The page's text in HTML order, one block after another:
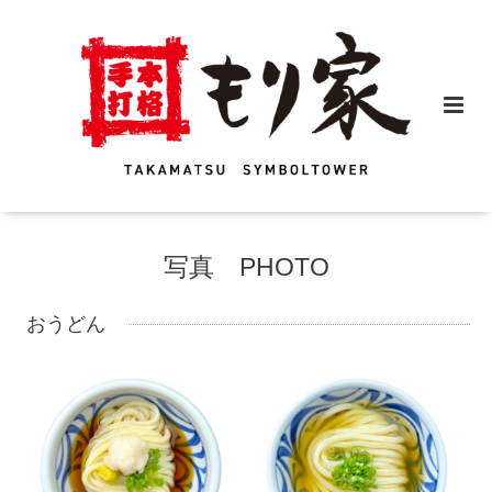
写真 PHOTO
おうどん